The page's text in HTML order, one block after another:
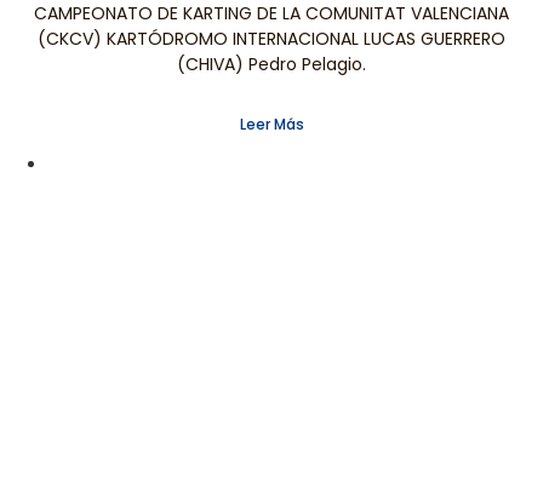
CAMPEONATO DE KARTING DE LA COMUNITAT VALENCIANA
(CKCV) KARTÓDROMO INTERNACIONAL LUCAS GUERRERO
(CHIVA) Pedro Pelagio.
Leer Más